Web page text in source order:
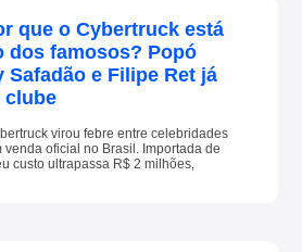
que o Cybertruck está
dos famosos? Popó
Safadão e Filipe Ret já
clube
virou febre entre celebridades
venda oficial no Brasil. Importada de
custo ultrapassa R$ 2 milhões,